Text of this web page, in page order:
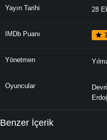
Yayın Tarihi 28
IMDb Puanı
Yönetmen
Oyuncular
Benzer İçerik